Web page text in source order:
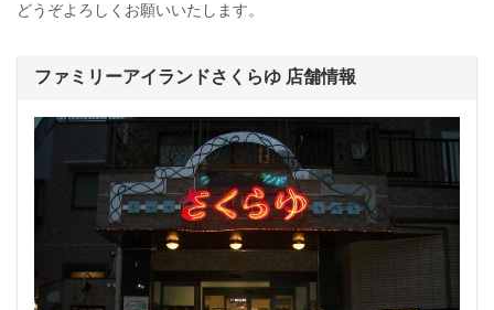
どうぞよろしくお願いいたします。
ファミリーアイランドさくらゆ 店舗情報